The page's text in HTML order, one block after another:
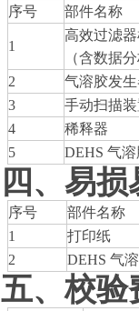
序号 部件名称
1
高效过滤
（含数据
2
气溶胶发
3
手动扫描
4
稀释器
5
DEHS 气
四 、 易损
序号
部件名称
1
打印纸
2
DEHS 气
五、校验